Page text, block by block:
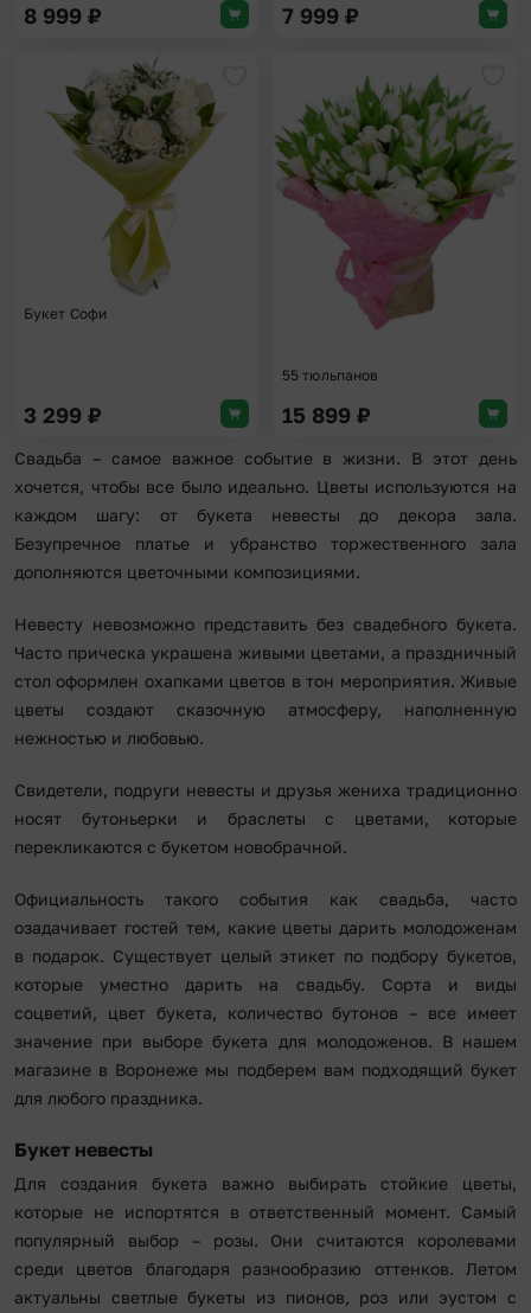
8 999 ₽ 7 999 ₽
Добавить в избранное
Букет Софи
3 299 ₽
55 тюльпанов
15 899 ₽
Свадьба – самое важное событие в жизни. В этот день
хочется, чтобы все было идеально. Цветы используются на
каждом шагу: от букета невесты до декора зала.
Безупречное платье и убранство торжественного зала
дополняются цветочными композициями.
Невесту невозможно представить без свадебного букета.
Часто прическа украшена живыми цветами, а праздничный
стол оформлен охапками цветов в тон мероприятия. Живые
цветы создают сказочную атмосферу, наполненную
нежностью и любовью.
Свидетели, подруги невесты и друзья жениха традиционно
носят бутоньерки и браслеты с цветами, которые
перекликаются с букетом новобрачной.
Официальность такого события как свадьба, часто
озадачивает гостей тем, какие цветы дарить молодоженам
в подарок. Существует целый этикет по подбору букетов,
которые уместно дарить на свадьбу. Сорта и виды
соцветий, цвет букета, количество бутонов – все имеет
значение при выборе букета для молодоженов. В нашем
магазине в Воронеже мы подберем вам подходящий букет
для любого праздника.
Букет невесты
Для создания букета важно выбирать стойкие цветы,
которые не испортятся в ответственный момент. Самый
популярный выбор – розы. Они считаются королевами
среди цветов благодаря разнообразию оттенков. Летом
актуальны светлые букеты из пионов, роз или эустом с